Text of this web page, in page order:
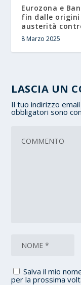
Eurozona e
fin dalle origini
austerità
8 Marzo 2025
LASCIA UN
Il tuo indirizzo
obbligatori sono
Salva il mio
per la prossima